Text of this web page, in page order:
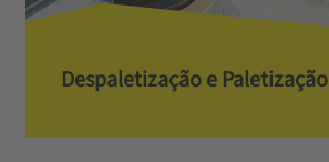
Despaletização e Paletização